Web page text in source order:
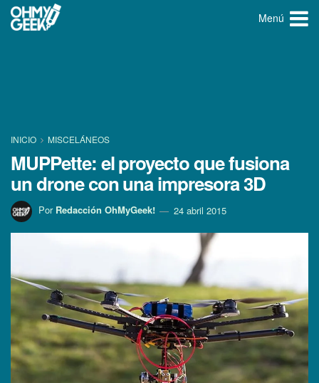
Menú
INICIO MISCELÁNEOS
MUPPette: el proyecto que fusiona
un drone con una impresora 3D
Por Redacción OhMyGeek! 24 abril 2015